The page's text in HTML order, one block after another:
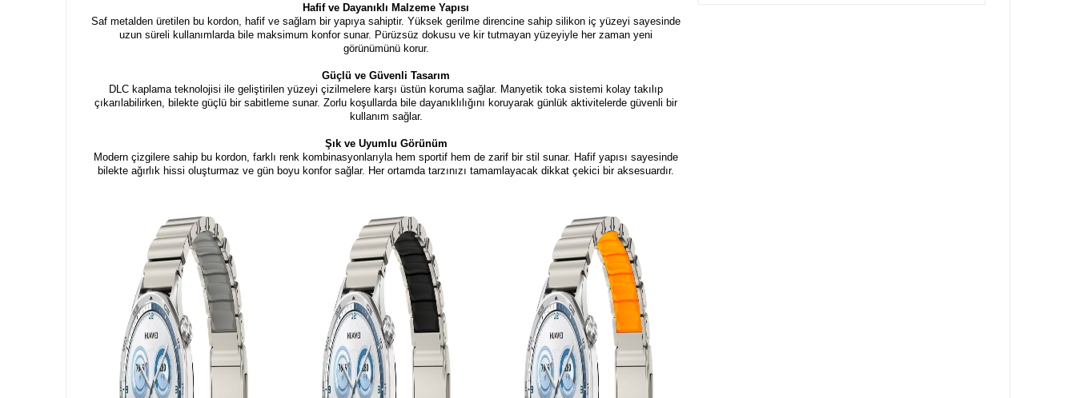
Hafif ve Dayanıklı Malzeme Yapısı
Saf metalden üretilen bu kordon, hafif ve sağlam bir yapıya sahiptir. Yüksek gerilme direncine sahip silikon iç yüzeyi sayesinde
uzun süreli kullanımlarda bile maksimum konfor sunar. Pürüzsüz dokusu ve kir tutmayan yüzeyiyle her zaman yeni
görünümünü korur.
Güçlü ve Güvenli Tasarım
DLC kaplama teknolojisi ile geliştirilen yüzeyi çizilmelere karşı üstün koruma sağlar. Manyetik toka sistemi kolay takılıp
çıkarılabilirken, bilekte güçlü bir sabitleme sunar. Zorlu koşullarda bile dayanıklılığını koruyarak günlük aktivitelerde güvenli bir
kullanım sağlar.
Şık ve Uyumlu Görünüm
Modern çizgilere sahip bu kordon, farklı renk kombinasyonlarıyla hem sportif hem de zarif bir stil sunar. Hafif yapısı sayesinde
bilekte ağırlık hissi oluşturmaz ve gün boyu konfor sağlar. Her ortamda tarzınızı tamamlayacak dikkat çekici bir aksesuardır.